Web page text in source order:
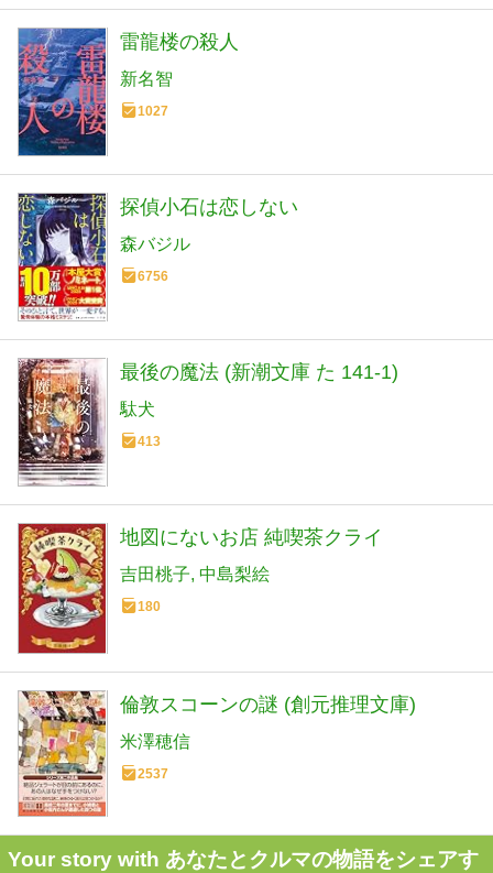
雷龍楼の殺人
新名智
1027
探偵小石は恋しない
森バジル
6756
最後の魔法 (新潮文庫 た 141-1)
駄犬
413
地図にないお店 純喫茶クライ
吉田桃子 中島梨絵
180
倫敦スコーンの謎 (創元推理文庫)
米澤穂信
2537
Your story with あなたとクルマの物語をシェアす